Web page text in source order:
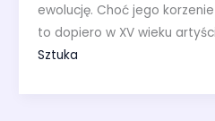
ewolucję. Choć jego
to dopiero w XV wieku
Sztuka